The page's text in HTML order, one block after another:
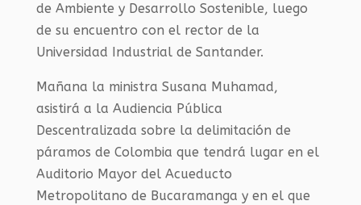
de Ambiente y Desarrollo Sostenible, luego
de su encuentro con el rector de la
Universidad Industrial de Santander.
Mañana la ministra Susana Muhamad,
asistirá a la Audiencia Pública
Descentralizada sobre la delimitación de
páramos de Colombia que tendrá lugar en el
Auditorio Mayor del Acueducto
Metropolitano de Bucaramanga y en el que